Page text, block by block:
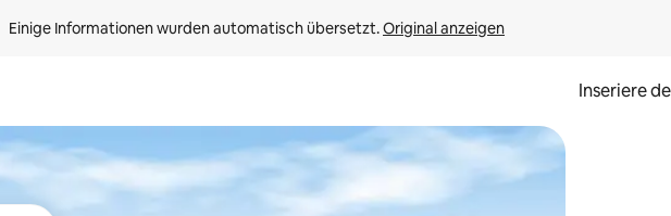
Einige Informationen wurden automatisch übersetzt. Original anzeigen
Inseriere